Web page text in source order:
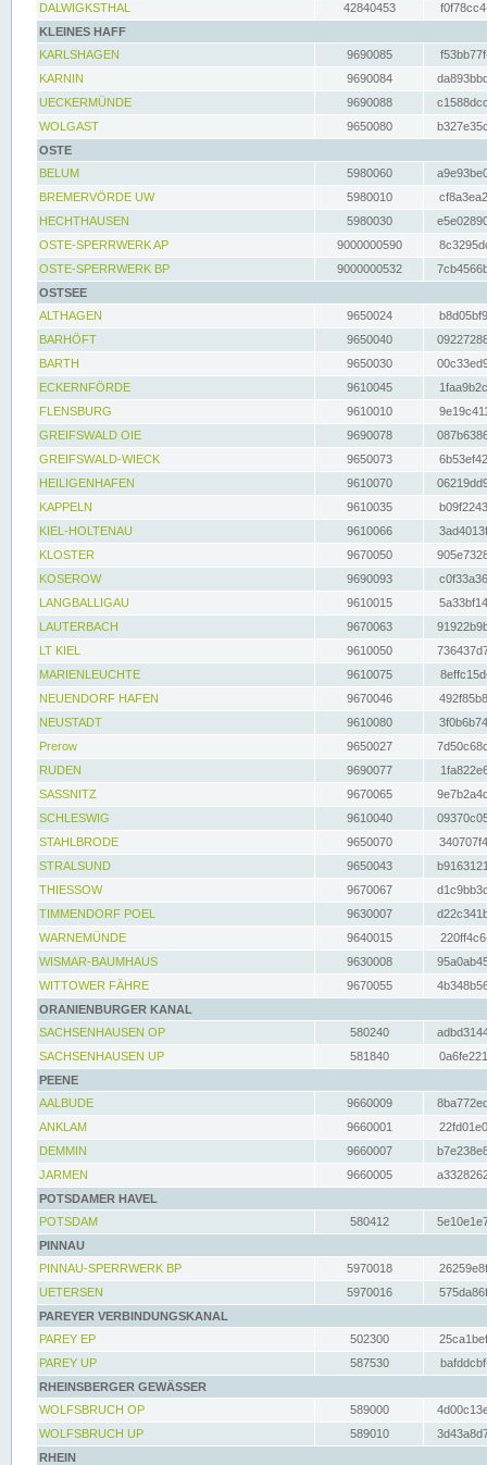
DALWIGKSTHAL
42840453
KLEINES HAFF
KARLSHAGEN
9690085
KARNIN
9690084
UECKERMÜNDE
9690088
WOLGAST
9650080
OSTE
BELUM
5980060
BREMERVÖRDE UW
5980010
HECHTHAUSEN
5980030
OSTE-SPERRWERK AP
9000000590
OSTE-SPERRWERK BP
9000000532
OSTSEE
ALTHAGEN
9650024
BARHÖFT
9650040
BARTH
9650030
ECKERNFÖRDE
9610045
FLENSBURG
9610010
GREIFSWALD OIE
9690078
GREIFSWALD-WIECK
9650073
HEILIGENHAFEN
9610070
KAPPELN
9610035
KIEL-HOLTENAU
9610066
KLOSTER
9670050
KOSEROW
9690093
LANGBALLIGAU
9610015
LAUTERBACH
9670063
LT KIEL
9610050
MARIENLEUCHTE
9610075
NEUENDORF HAFEN
9670046
NEUSTADT
9610080
Prerow
9650027
RUDEN
9690077
SASSNITZ
9670065
SCHLESWIG
9610040
STAHLBRODE
9650070
STRALSUND
9650043
THIESSOW
9670067
TIMMENDORF POEL
9630007
WARNEMÜNDE
9640015
WISMAR-BAUMHAUS
9630008
WITTOWER FÄHRE
9670055
ORANIENBURGER KANAL
SACHSENHAUSEN OP
580240
SACHSENHAUSEN UP
581840
PEENE
AALBUDE
9660009
ANKLAM
9660001
DEMMIN
9660007
JARMEN
9660005
POTSDAMER HAVEL
POTSDAM
580412
PINNAU
PINNAU-SPERRWERK BP
5970018
UETERSEN
5970016
PAREYER VERBINDUNGSKANAL
PAREY EP
502300
PAREY UP
587530
RHEINSBERGER GEWÄSSER
WOLFSBRUCH OP
589000
WOLFSBRUCH UP
589010
RHEIN